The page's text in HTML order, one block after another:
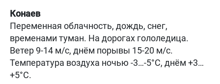
Конаев
Переменная облачность, дождь, снег,
временами туман. На дорогах гололедица.
Ветер 9-14 м/с, днём порывы 15-20 м/с.
Температура воздуха ночью -3…-5°C, днём +3…
+5°C.